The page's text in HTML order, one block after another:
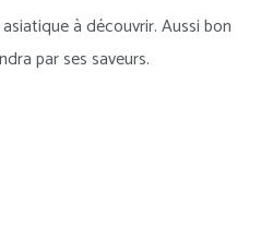
à découvrir. Aussi bon
par ses saveurs.